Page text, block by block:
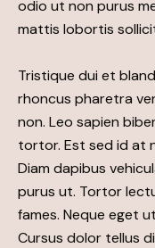
odio ut non purus
mattis lobortis
Tristique dui et
rhoncus pharetra
non. Leo sapien
tortor. Est sed id at
Diam dapibus
purus ut. Tortor
fames. Neque eget
Cursus dolor tellus